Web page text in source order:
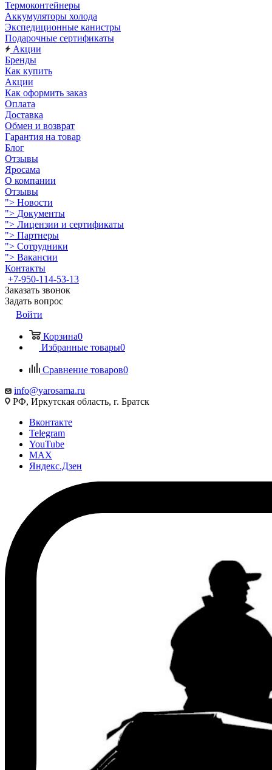
Термоконтейнеры
Аккумуляторы холода
Экспедиционные канистры
Подарочные сертификаты
Акции
Бренды
Как купить
Акции
Как оформить заказ
Оплата
Доставка
Обмен и возврат
Гарантия на товар
Блог
Отзывы
Яросама
О компании
Отзывы
"> Новости
"> Документы
"> Лицензии и сертификаты
"> Партнеры
"> Сотрудники
"> Вакансии
Контакты
+7-950-114-53-13
Заказать звонок
Задать вопрос
Войти
Корзина0
Избранные товары0
Сравнение товаров0
info@yarosama.ru
РФ, Иркутская область, г. Братск
Вконтакте
Telegram
YouTube
MAX
Яндекс.Дзен